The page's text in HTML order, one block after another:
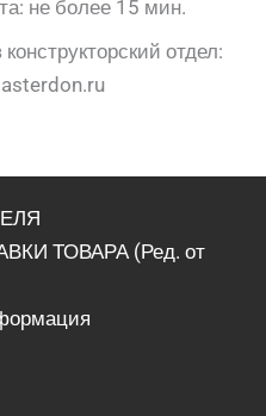
не более 15 мин.
отдел:
ТОВАРА (Ред. от